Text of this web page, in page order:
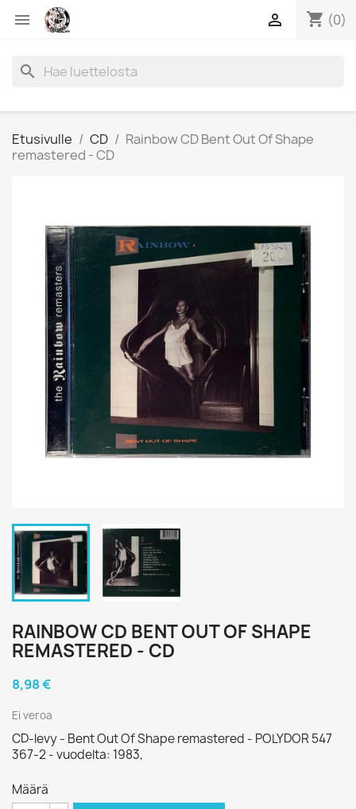
 shopping_cart (0)

search
Etusivulle CD
Rainbow CD Bent Out Of Shape
remastered - CD
RAINBOW CD BENT OUT OF SHAPE
REMASTERED - CD
8,98 €
Ei veroa
CD-levy - Bent Out Of Shape remastered - POLYDOR 547
367-2 - vuodelta: 1983,
Määrä